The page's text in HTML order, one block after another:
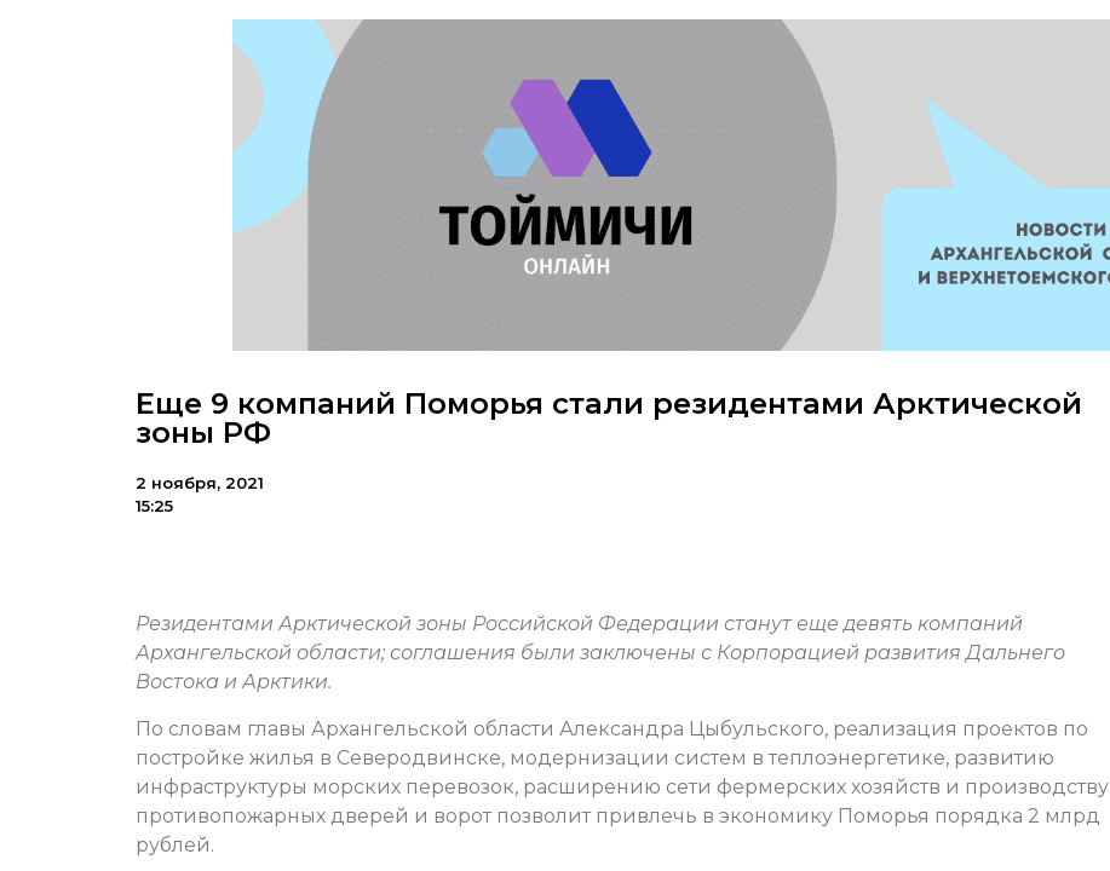
Еще 9 компаний Поморья стали резидентами Арктической
зоны РФ
2 ноября, 2021
15:25
Резидентами Арктической зоны Российской Федерации станут еще девять компаний
Архангельской области; соглашения были заключены с Корпорацией развития Дальнего
Востока и Арктики.
По словам главы Архангельской области Александра Цыбульского, реализация проектов по
постройке жилья в Северодвинске, модернизации систем в теплоэнергетике, развитию
инфраструктуры морских перевозок, расширению сети фермерских хозяйств и производству
противопожарных дверей и ворот позволит привлечь в экономику Поморья порядка 2 млрд
рублей.